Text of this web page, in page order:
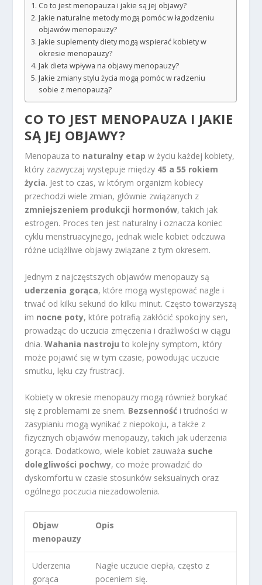
Co to jest menopauza i jakie są jej objawy?
Jakie naturalne metody mogą pomóc w łagodzeniu
objawów menopauzy?
Jakie suplementy diety mogą wspierać kobiety w
okresie menopauzy?
Jak dieta wpływa na objawy menopauzy?
Jakie zmiany stylu życia mogą pomóc w radzeniu
sobie z menopauzą?
CO TO JEST MENOPAUZA I JAKIE
SĄ JEJ OBJAWY?
Menopauza to naturalny etap w życiu każdej kobiety,
który zazwyczaj występuje między 45 a 55 rokiem
życia. Jest to czas, w którym organizm kobiecy
przechodzi wiele zmian, głównie związanych z
zmniejszeniem produkcji hormonów, takich jak
estrogen. Proces ten jest naturalny i oznacza koniec
cyklu menstruacyjnego, jednak wiele kobiet odczuwa
różne uciążliwe objawy związane z tym okresem.
Jednym z najczęstszych objawów menopauzy są
uderzenia gorąca, które mogą występować nagle i
trwać od kilku sekund do kilku minut. Często towarzyszą
im nocne poty, które potrafią zakłócić spokojny sen,
prowadząc do uczucia zmęczenia i drażliwości w ciągu
dnia.Wahania nastroju to kolejny symptom, który
może pojawić się w tym czasie, powodując uczucie
smutku, lęku czy frustracji.
Kobiety w okresie menopauzy mogą również borykać
się z problemami ze snem. Bezsenność i trudności w
zasypianiu mogą wynikać z niepokoju, a także z
fizycznych objawów menopauzy, takich jak uderzenia
gorąca. Dodatkowo, wiele kobiet zauważa suche
dolegliwości pochwy, co może prowadzić do
dyskomfortu w czasie stosunków seksualnych oraz
ogólnego poczucia niezadowolenia.
Objaw
menopauzy
Opis
Uderzenia
gorąca
Nagłe uczucie ciepła, często z
poceniem się.